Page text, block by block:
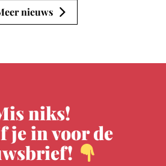
nieuws
niks!
je in voor de